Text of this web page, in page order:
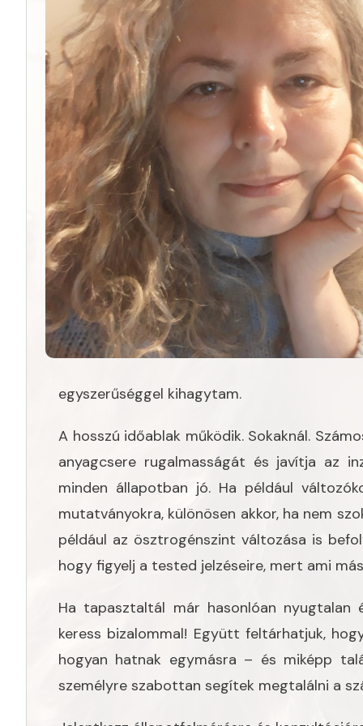
egyszerűséggel kihagytam.
A hosszú időablak működik. Sokaknál.
anyagcsere rugalmasságát és javítja az
minden állapotban jó. Ha például
mutatványokra, különösen akkor, ha nem
például az ösztrogénszint változása is
hogy figyelj a tested jelzéseire, mert ami
Ha tapasztaltál már hasonlóan
keress bizalommal! Együtt feltárhatjuk,
hogyan hatnak egymásra – és miképp
személyre szabottan segítek megtalálni a